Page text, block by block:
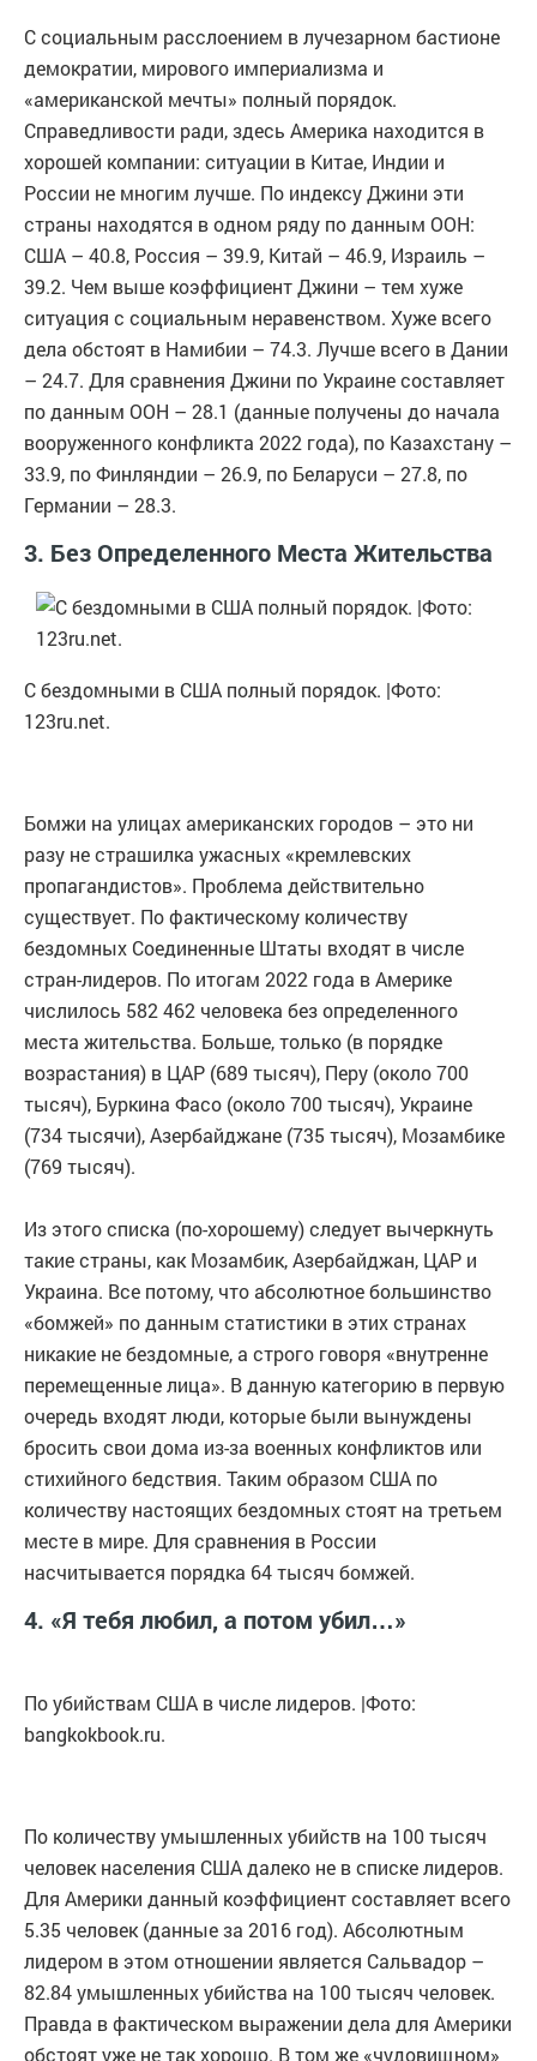
С социальным расслоением в лучезарном бастионе
демократии, мирового империализма и
«американской мечты» полный порядок.
Справедливости ради, здесь Америка находится в
хорошей компании: ситуации в Китае, Индии и
России не многим лучше. По индексу Джини эти
страны находятся в одном ряду по данным ООН:
США – 40.8, Россия – 39.9, Китай – 46.9, Израиль –
39.2. Чем выше коэффициент Джини – тем хуже
ситуация с социальным неравенством. Хуже всего
дела обстоят в Намибии – 74.3. Лучше всего в Дании
– 24.7. Для сравнения Джини по Украине составляет
по данным ООН – 28.1 (данные получены до начала
вооруженного конфликта 2022 года), по Казахстану –
33.9, по Финляндии – 26.9, по Беларуси – 27.8, по
Германии – 28.3.
3. Без Определенного Места Жительства
С бездомными в США полный порядок. |Фото:
123ru.net.
Бомжи на улицах американских городов – это ни
разу не страшилка ужасных «кремлевских
пропагандистов». Проблема действительно
существует. По фактическому количеству
бездомных Соединенные Штаты входят в числе
стран-лидеров. По итогам 2022 года в Америке
числилось 582 462 человека без определенного
места жительства. Больше, только (в порядке
возрастания) в ЦАР (689 тысяч), Перу (около 700
тысяч), Буркина Фасо (около 700 тысяч), Украине
(734 тысячи), Азербайджане (735 тысяч), Мозамбике
(769 тысяч).
Из этого списка (по-хорошему) следует вычеркнуть
такие страны, как Мозамбик, Азербайджан, ЦАР и
Украина. Все потому, что абсолютное большинство
«бомжей» по данным статистики в этих странах
никакие не бездомные, а строго говоря «внутренне
перемещенные лица». В данную категорию в первую
очередь входят люди, которые были вынуждены
бросить свои дома из-за военных конфликтов или
стихийного бедствия. Таким образом США по
количеству настоящих бездомных стоят на третьем
месте в мире. Для сравнения в России
насчитывается порядка 64 тысяч бомжей.
4. «Я тебя любил, а потом убил…»
По убийствам США в числе лидеров. |Фото:
bangkokbook.ru.
По количеству умышленных убийств на 100 тысяч
человек населения США далеко не в списке лидеров.
Для Америки данный коэффициент составляет всего
5.35 человек (данные за 2016 год). Абсолютным
лидером в этом отношении является Сальвадор –
82.84 умышленных убийства на 100 тысяч человек.
Правда в фактическом выражении дела для Америки
обстоят уже не так хорошо. В том же «чудовищном»